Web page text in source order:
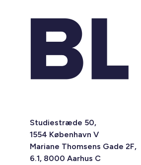
Studiestræde 50,
1554 København V
Mariane Thomsens Gade 2F,
6.1, 8000 Aarhus C